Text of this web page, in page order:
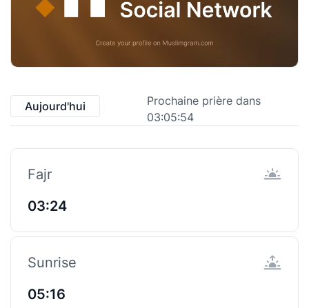
Aujourd'hui
Prochaine prière dans
03:05:54
Fajr
03:24
Sunrise
05:16